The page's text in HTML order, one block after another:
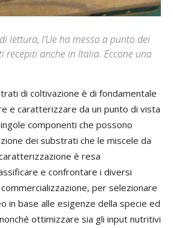
lettura, l’Ue ha messo a punto dei
recepiti anche in Italia. Eccone una
di coltivazione è di fondamentale
e caratterizzare da un punto di vista
componenti che possono
dei substrati che le miscele da
è resa
e confrontare i diversi
per selezionare
in base alle esigenze della specie ed
ottimizzare sia gli input nutritivi